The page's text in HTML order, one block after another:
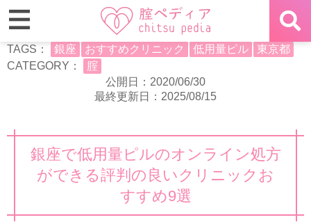
TAGS： 銀座 おすすめクリニック 低用量ピル
東京都
CATEGORY：
腟
公開日：2020/06/30
最終更新日：2025/08/15
銀座で低用量ピルのオンライン処方
ができる評判の良いクリニックお
すすめ9選